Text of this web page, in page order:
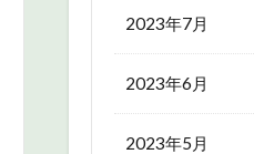
2023年7月
2023年6月
2023年5月